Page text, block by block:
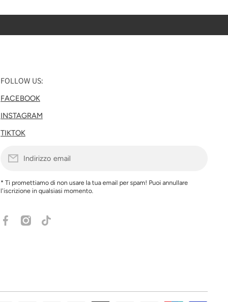
FOLLOW US:
FACEBOOK
INSTAGRAM
TIKTOK
Indirizzo email
* Ti promettiamo di non usare la tua email per spam! Puoi annullare
l'iscrizione in qualsiasi momento.
facebookcom/share/1EXFnxcsZo/?mibextid=wwXIfr
instagramcom/ranpollo?
tiktokcom/@ranpolloshop?_r=1&_t=ZN-